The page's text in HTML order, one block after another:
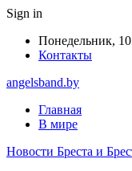
Sign in
Понедельник, 10
Контакты
angelsband.by
Главная
В мире
Новости Бреста и